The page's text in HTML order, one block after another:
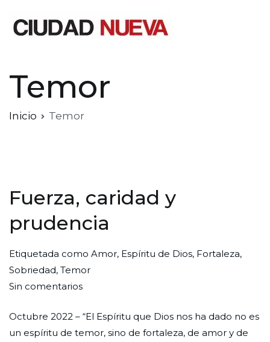
Temor
Inicio Temor
Fuerza, caridad y
prudencia
Por
Redaccion
Ciudad
Publicada
el
30
septiembre
de
Publicada
en
Palabra
Vida
Etiquetada como Amor, Espíritu de Dios, Fortaleza,
Sobriedad, Temor
Sin comentariosen
caridad
y
Octubre 2022 – “El Espíritu que Dios nos ha dado no es
un espíritu de temor, sino de fortaleza, de amor y de